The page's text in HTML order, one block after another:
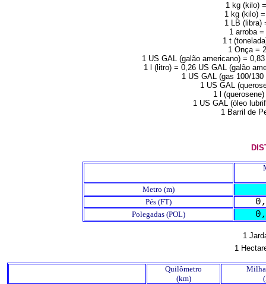
1 kg (kilo)
1 kg (kilo)
1 LB (libra)
1 arroba
1 t
1 Onça =
1 US GAL (galão americano) =
1 l (litro) = 0,26 US GAL (galão
1 US GAL (gas 100/
1 US GAL
1 l
1 US GAL (óleo
1 Barril de
Metro (m)
Pés (FT)
Polegadas (POL)
1
1
Quilômetro
(km)